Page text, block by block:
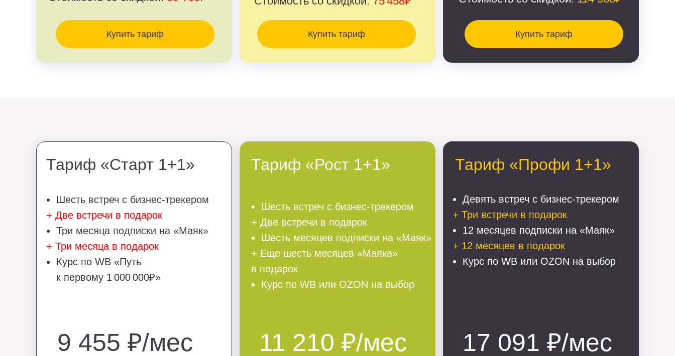
Купить тариф
Купить тариф
Купить тариф
9 455 ₽/мес
Тариф «Старт 1+1» Тариф «Рост 1+1»
11 210 ₽/мес
Шесть встреч с бизнес-трекером
+ Две встречи в подарок
Шесть месяцев подписки на «Маяк»
+ Еще шесть месяцев «Маяка»
в подарок
Курс по WB или OZON на выбор
Тариф «Профи 1+1»
17 091 ₽/мес
Девять встреч с бизнес-трекером
+ Три встречи в подарок
12 месяцев подписки на «Маяк»
+ 12 месяцев в подарок
Курс по WB или OZON на выбор
Шесть встреч с бизнес-трекером
+ Две встречи в подарок
Три месяца подписки на «Маяк»
+ Три месяца в подарок
Курс по WB «Путь
к первому 1 000 000₽»